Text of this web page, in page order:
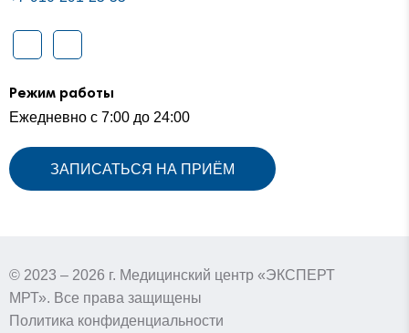
Режим работы
Ежедневно с 7:00 до 24:00
ЗАПИСАТЬСЯ НА ПРИЁМ
© 2023 – 2026 г. Медицинский центр «ЭКСПЕРТ
МРТ». Все права защищены
Политика конфиденциальности